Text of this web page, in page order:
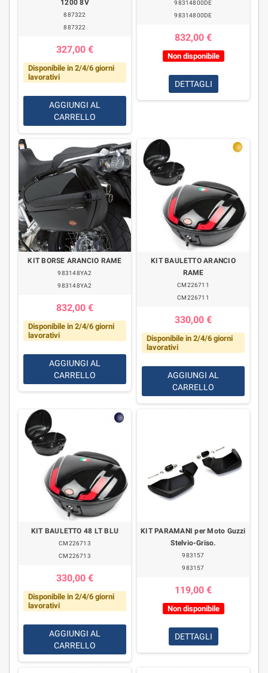
1200 8V
887322
887322
327,00 €
Disponibile in 2/4/6 giorni
lavorativi
AGGIUNGI AL
CARRELLO
98314800DE
98314800DE
832,00 €
Non disponibile
DETTAGLI
KIT BORSE ARANCIO RAME
983148YA2
983148YA2
832,00 €
Disponibile in 2/4/6 giorni
lavorativi
AGGIUNGI AL
CARRELLO
KIT BAULETTO ARANCIO
RAME
CM226711
CM226711
330,00 €
Disponibile in 2/4/6 giorni
lavorativi
AGGIUNGI AL
CARRELLO
KIT BAULETTO 48 LT BLU
CM226713
CM226713
330,00 €
Disponibile in 2/4/6 giorni
lavorativi
AGGIUNGI AL
CARRELLO
KIT PARAMANI per Moto Guzzi
Stelvio-Griso.
983157
983157
119,00 €
Non disponibile
DETTAGLI